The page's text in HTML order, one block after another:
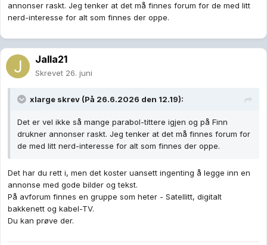
annonser raskt. Jeg tenker at det må finnes forum for de med litt
nerd-interesse for alt som finnes der oppe.
Jalla21
Skrevet 26. juni
xlarge skrev (På 26.6.2026 den 12.19):
Det er vel ikke så mange parabol-tittere igjen og på Finn
drukner annonser raskt. Jeg tenker at det må finnes forum for
de med litt nerd-interesse for alt som finnes der oppe.
Det har du rett i, men det koster uansett ingenting å legge inn en
annonse med gode bilder og tekst.
På avforum finnes en gruppe som heter - Satellitt, digitalt
bakkenett og kabel-TV.
Du kan prøve der.